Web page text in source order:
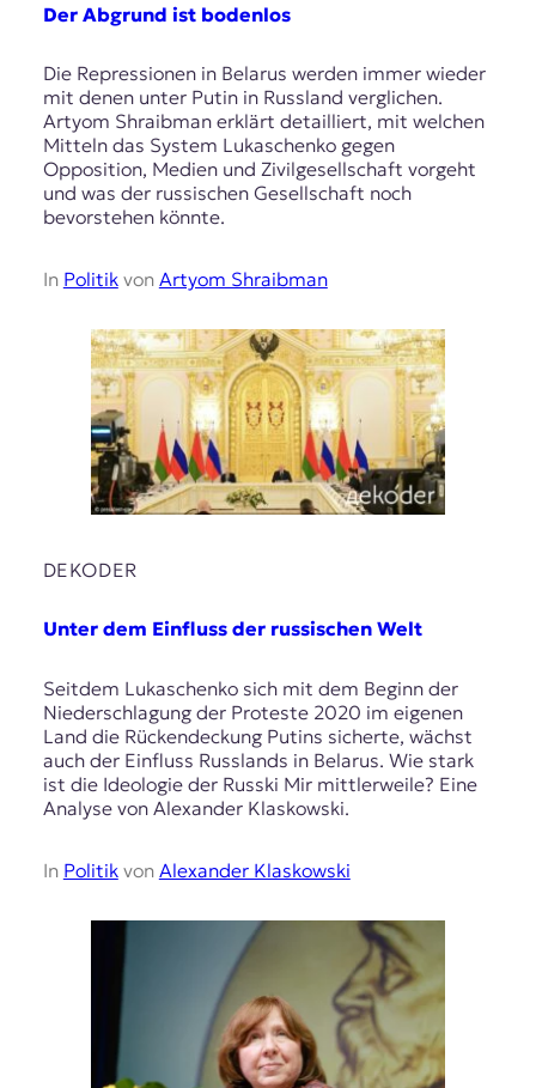
Der Abgrund ist bodenlos
Die Repressionen in Belarus werden immer wieder
mit denen unter Putin in Russland verglichen.
Artyom Shraibman erklärt detailliert, mit welchen
Mitteln das System Lukaschenko gegen
Opposition, Medien und Zivilgesellschaft vorgeht
und was der russischen Gesellschaft noch
bevorstehen könnte.
In Politikvon Artyom Shraibman
DEKODER
Unter dem Einfluss der russischen Welt
Seitdem Lukaschenko sich mit dem Beginn der
Niederschlagung der Proteste 2020 im eigenen
Land die Rückendeckung Putins sicherte, wächst
auch der Einfluss Russlands in Belarus. Wie stark
ist die Ideologie der Russki Mir mittlerweile? Eine
Analyse von Alexander Klaskowski.
In Politikvon Alexander Klaskowski